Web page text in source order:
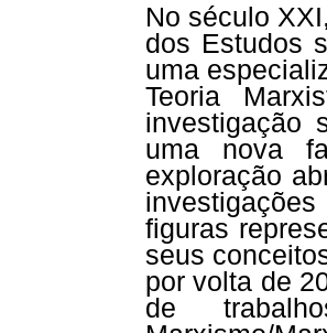
No século
dos Estudos
uma
Teoria
investigação
uma nova
exploração
figuras
seus
por volta de
de